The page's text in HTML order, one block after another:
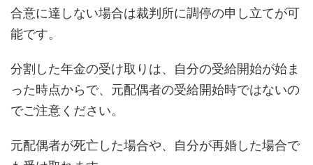
合意に達しない場合は裁判所に調停の申し立てが可
能です。
分割した年金の受け取りは、自分の受給開始が始ま
った時点からで、元配偶者の受給開始時ではないの
でご注意ください。
元配偶者が死亡した場合や、自分が再婚した場合で